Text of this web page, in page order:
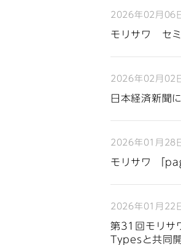
2026年02月06
モリサワ セ
2026年02月02
日本経済新聞
2026年01月28
モリサワ 「
2026年01月22
第31回モリサ
Typesと共同